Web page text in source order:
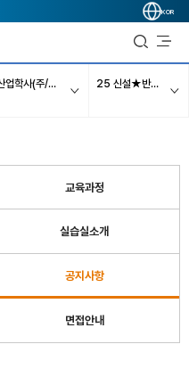
KOR
산업학사(주/야간) 25 신설★반도체전자과(주간)
교육과정
실습실소개
공지사항
면접안내